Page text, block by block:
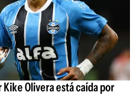
Olivera está caída por